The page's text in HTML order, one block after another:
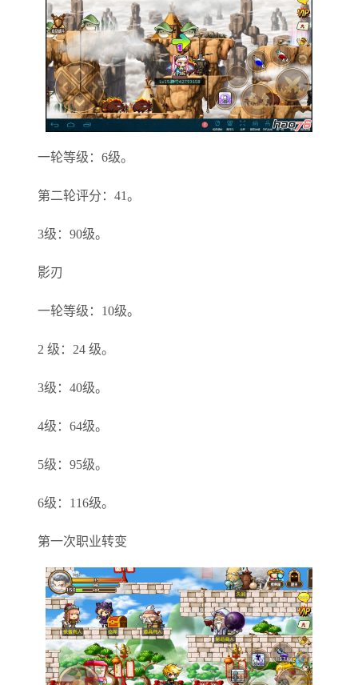
一轮等级：6级。
第二轮评分：41。
3级：90级。
影刃
一轮等级：10级。
2 级：24 级。
3级：40级。
4级：64级。
5级：95级。
6级：116级。
第一次职业转变